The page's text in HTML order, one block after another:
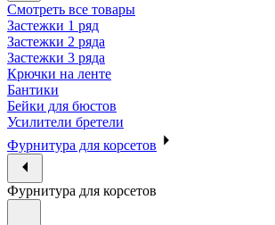
Смотреть все товары
Застежки 1 ряд
Застежки 2 ряда
Застежки 3 ряда
Крючки на ленте
Бантики
Бейки для бюстов
Усилители бретели
Фурнитура для корсетов
Фурнитура для корсетов